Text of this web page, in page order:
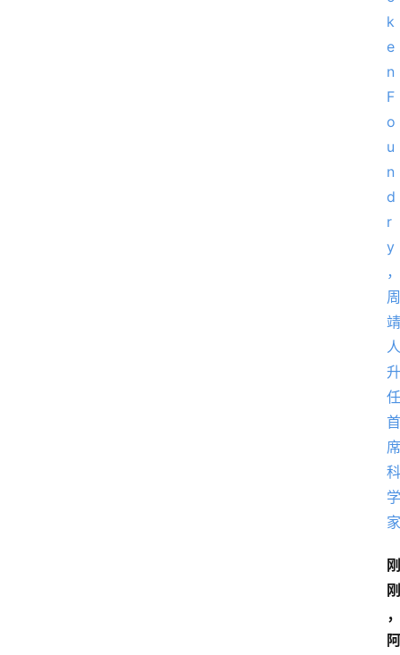
刚
刚
，
阿